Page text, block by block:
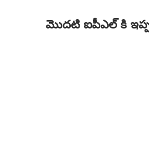
మొదటి ఐపీఎల్ కి